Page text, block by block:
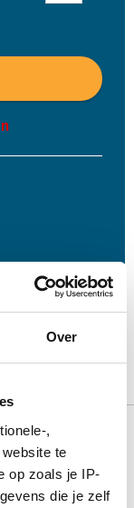
Over
,
te
op zoals je IP-
die je zelf
prijslijst
QT
geschild